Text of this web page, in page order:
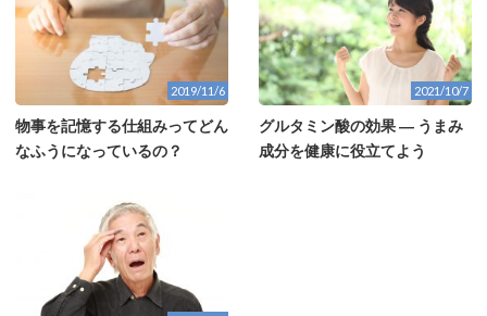
2019/11/6
物事を記憶する仕組みってどん
なふうになっているの？
2021/10/7
グルタミン酸の効果 ― うまみ
成分を健康に役立てよう